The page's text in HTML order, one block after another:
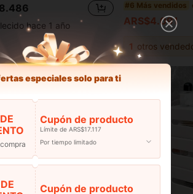
hace 1 año
#6 Más vendidos
ARS$4.091
1 otros
especiales solo para ti
Cupón de producto
Límite de ARS$17.117
Por tiempo limitado
Cupón de producto